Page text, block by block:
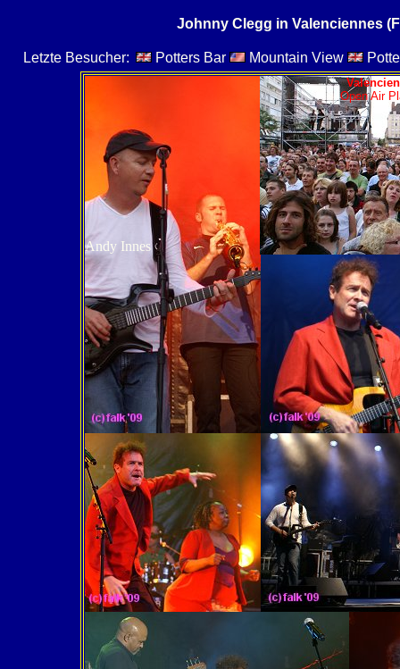
Johnny Clegg in Valenciennes
Letzte Besucher: Potters Bar Mountain View
Andy Innes
Open Air